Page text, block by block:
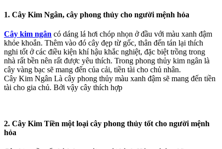
1. Cây Kim Ngân, cây phong thủy cho người mệnh hỏa
Cây kim ngân có dáng lá hơi chóp nhọn ở đầu với màu xanh đậm
khỏe khoắn. Thêm vào đó cây đẹp từ gốc, thân đến tán lại thích
nghi tốt ở các điều kiện khí hậu khắc nghiệt, đặc biệt trồng trong
nhà rất bền nên rất được yêu thích. Trong phong thủy kim ngân là
cây vàng bạc sẽ mang đến của cải, tiền tài cho chủ nhân.
Cây Kim Ngân Là cây phong thủy màu xanh đậm sẽ mang đến tiền
tài cho gia chủ. Bởi vậy cây thích hợp
2. Cây Kim Tiền một loại cây phong thủy tốt cho người mệnh
hỏa